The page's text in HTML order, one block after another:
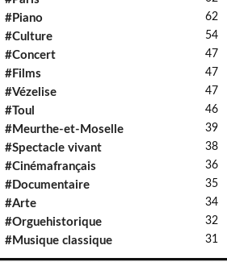
#Piano 62
#Culture 54
#Concert 47
#Films 47
#Vézelise 47
#Toul 46
#Meurthe-et-Moselle 39
#Spectacle vivant 38
#Cinémafrançais 36
#Documentaire 35
#Arte 34
#Orguehistorique 32
#Musique classique 31